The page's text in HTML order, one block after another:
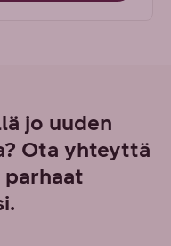
jo uuden
Ota yhteyttä